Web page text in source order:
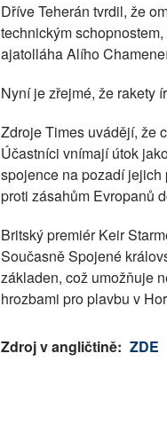
Dříve Teherán tvrdil, že
technickým
ajatolláha Alího
Nyní je zřejmé, že rakety
Zdroje Times uvádějí, že
Účastníci vnímají útok
spojence na pozadí jejich
proti zásahům Evropanů
Britský premiér Keir
Současně Spojené
základen, což umožňuje
hrozbami pro plavbu v
Zdroj v angličtině: ZDE